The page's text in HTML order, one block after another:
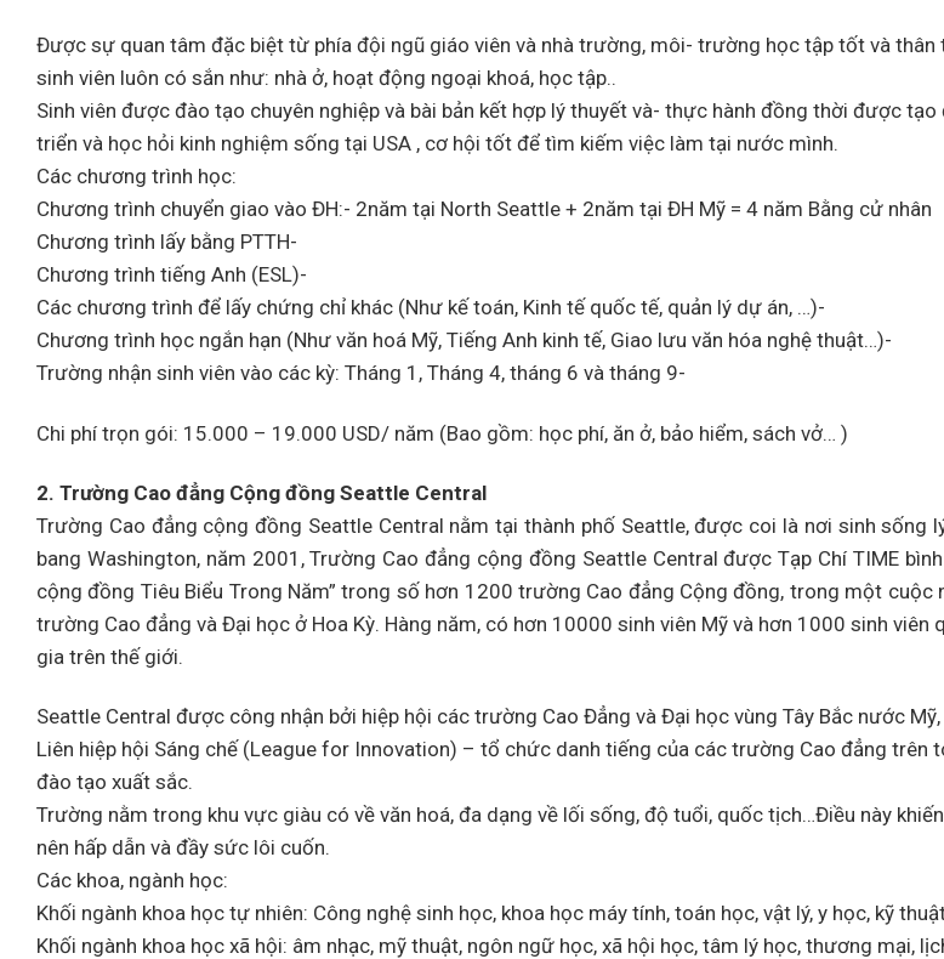
Được sự quan tâm đặc biệt từ phía đội ngũ giáo viên và nhà trường, môi- trường học tập tốt và thân
sinh viên luôn có sắn như: nhà ở, hoạt động ngoại khoá, học tập..
Sinh viên được đào tạo chuyên nghiệp và bài bản kết hợp lý thuyết và- thực hành đồng thời được
triển và học hỏi kinh nghiệm sống tại USA , cơ hội tốt để tìm kiếm việc làm tại nước mình.
Các chương trình học:
Chương trình chuyển giao vào ĐH:- 2năm tại North Seattle + 2năm tại ĐH Mỹ = 4 năm Bằng cử nhân
Chương trình lấy bằng PTTH-
Chương trình tiếng Anh (ESL)-
Các chương trình để lấy chứng chỉ khác (Như kế toán, Kinh tế quốc tế, quản lý dự án, …)-
Chương trình học ngắn hạn (Như văn hoá Mỹ, Tiếng Anh kinh tế, Giao lưu văn hóa nghệ thuật…)-
Trường nhận sinh viên vào các kỳ: Tháng 1, Tháng 4, tháng 6 và tháng 9-
Chi phí trọn gói: 15.000 – 19.000 USD/ năm (Bao gồm: học phí, ăn ở, bảo hiểm, sách vở… )
2. Trường Cao đẳng Cộng đồng Seattle Central
Trường Cao đẳng cộng đồng Seattle Central nằm tại thành phố Seattle, được coi là nơi sinh sống
bang Washington, năm 2001, Trường Cao đẳng cộng đồng Seattle Central được Tạp Chí TIME
cộng đồng Tiêu Biểu Trong Năm” trong số hơn 1200 trường Cao đẳng Cộng đồng, trong một cuộc
trường Cao đẳng và Đại học ở Hoa Kỳ. Hàng năm, có hơn 10000 sinh viên Mỹ và hơn 1000 sinh
gia trên thế giới.
Seattle Central được công nhận bởi hiệp hội các trường Cao Đẳng và Đại học vùng Tây Bắc nước
Liên hiệp hội Sáng chế (League for Innovation) – tổ chức danh tiếng của các trường Cao đẳng trên
đào tạo xuất sắc.
Trường nằm trong khu vực giàu có về văn hoá, đa dạng về lối sống, độ tuổi, quốc tịch…Điều này
nên hấp dẫn và đầy sức lôi cuốn.
Các khoa, ngành học:
Khối ngành khoa học tự nhiên: Công nghệ sinh học, khoa học máy tính, toán học, vật lý, y học, kỹ
Khối ngành khoa học xã hội: âm nhạc, mỹ thuật, ngôn ngữ học, xã hội học, tâm lý học, thương mại,